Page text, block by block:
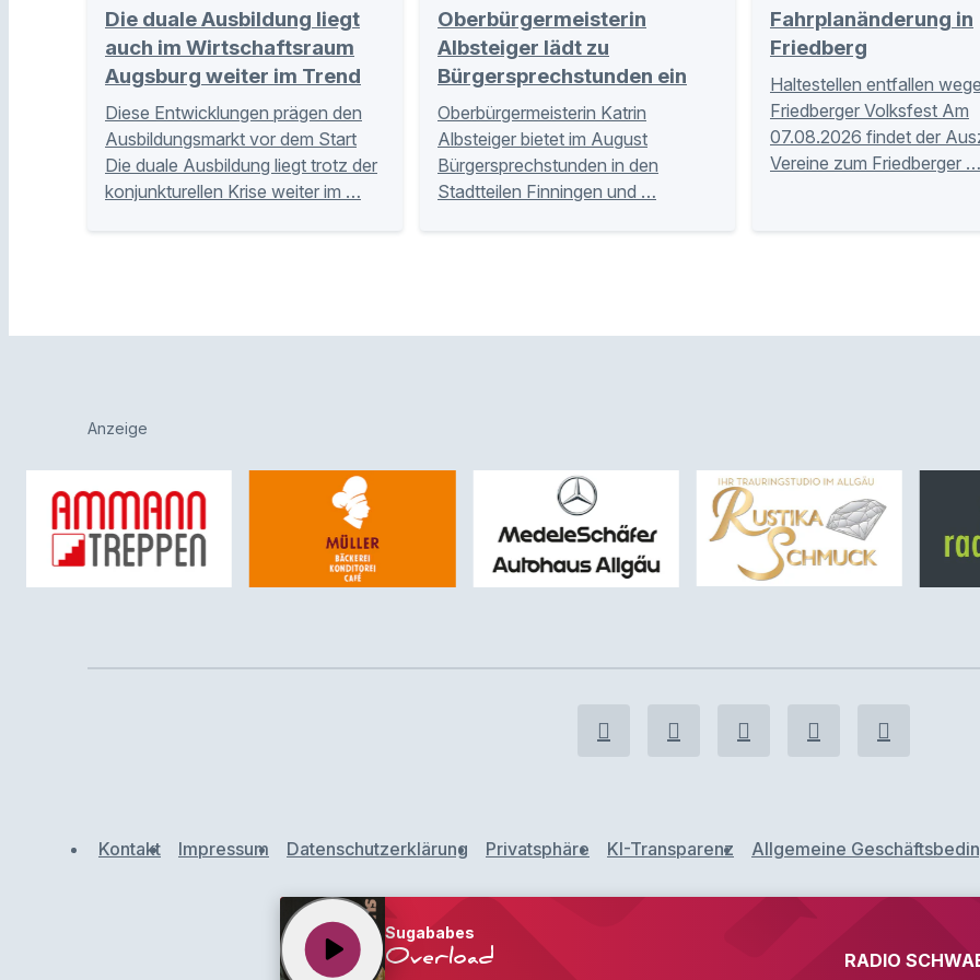
Die duale Ausbildung liegt
auch im Wirtschaftsraum
Augsburg weiter im Trend
Diese Entwicklungen prägen den
Ausbildungsmarkt vor dem Start
Die duale Ausbildung liegt trotz der
konjunkturellen Krise weiter im …
Oberbürgermeisterin
Albsteiger lädt zu
Bürgersprechstunden ein
Oberbürgermeisterin Katrin
Albsteiger bietet im August
Bürgersprechstunden in den
Stadtteilen Finningen und …
Fahrplanänderung in
Friedberg
Haltestellen entfallen
Friedberger Volksfest Am
07.08.2026 findet der
Vereine zum Friedberger …
Anzeige
Kontakt Impressum Datenschutzerklärung Privatsphäre KI-Transparenz Allgemeine
Sugababes
Overload
play_arrow RADIO